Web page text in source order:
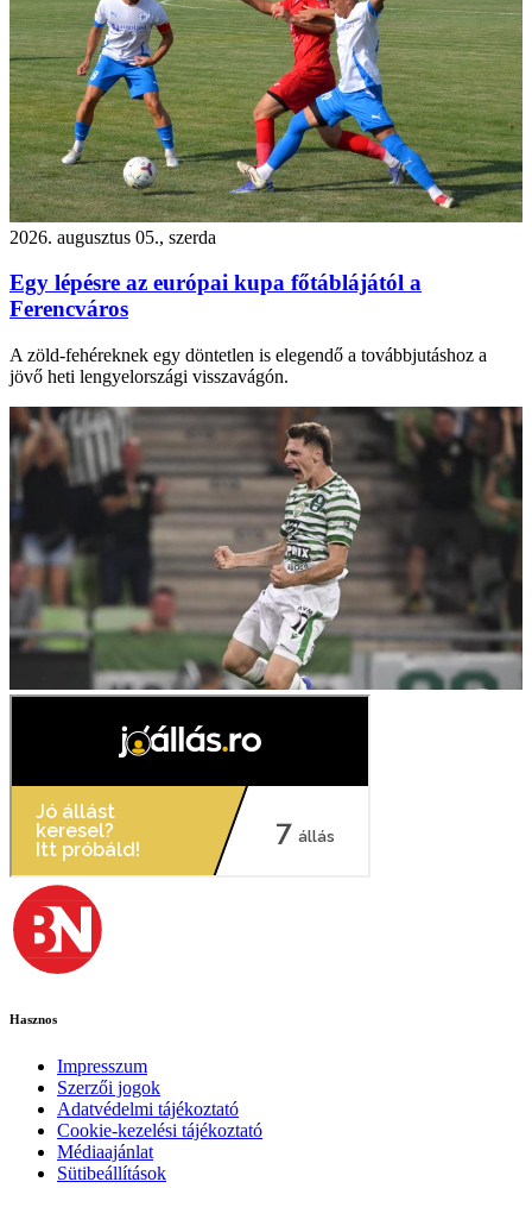
2026. augusztus 05., szerda
Egy lépésre az európai kupa főtáblájától a
Ferencváros
A zöld-fehéreknek egy döntetlen is elegendő a továbbjutáshoz a
jövő heti lengyelországi visszavágón.
Hasznos
Impresszum
Szerzői jogok
Adatvédelmi tájékoztató
Cookie-kezelési tájékoztató
Médiaajánlat
Sütibeállítások